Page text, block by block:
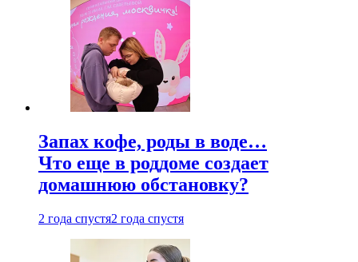
Запах кофе, роды в воде…
Что еще в роддоме создает
домашнюю обстановку?
2 года спустя2 года спустя